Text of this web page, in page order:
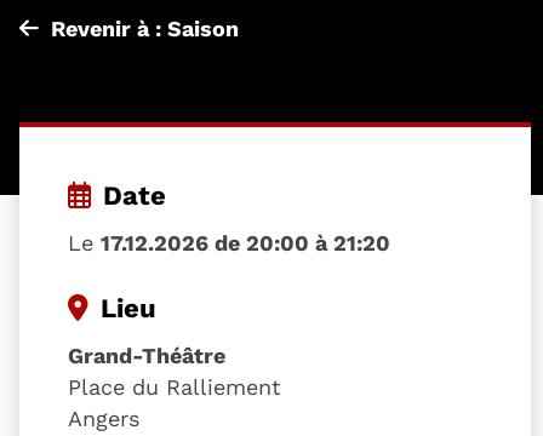
Revenir à : Saison
Date
Le17.12.2026 de 20:00 à 21:20
Lieu
Grand-Théâtre
Place du Ralliement
Angers